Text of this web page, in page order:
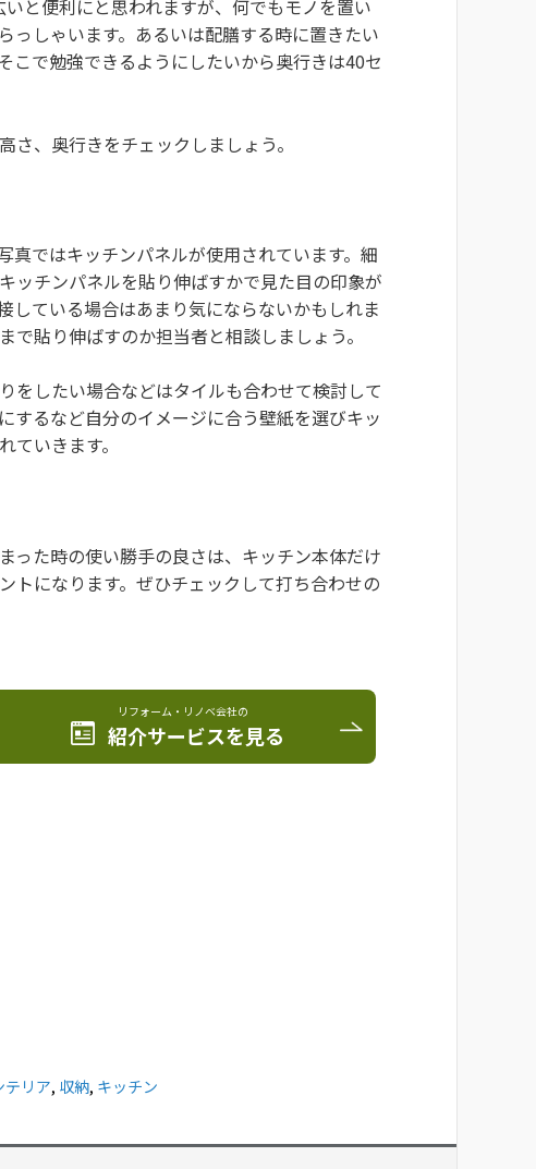
と便利にと思われますが、何でもモノを置い
っしゃいます。あるいは配膳する時に置きたい
こで勉強できるようにしたいから奥行きは40セ
、奥行きをチェックしましょう。
真ではキッチンパネルが使用されています。細
ッチンパネルを貼り伸ばすかで見た目の印象が
している場合はあまり気にならないかもしれま
貼り伸ばすのか担当者と相談しましょう。
をしたい場合などはタイルも合わせて検討して
するなど自分のイメージに合う壁紙を選びキッ
いきます。
った時の使い勝手の良さは、キッチン本体だけ
トになります。ぜひチェックして打ち合わせの
リフォーム・リノベ会社の
紹介サービスを見る
テリア, 収納, キッチン